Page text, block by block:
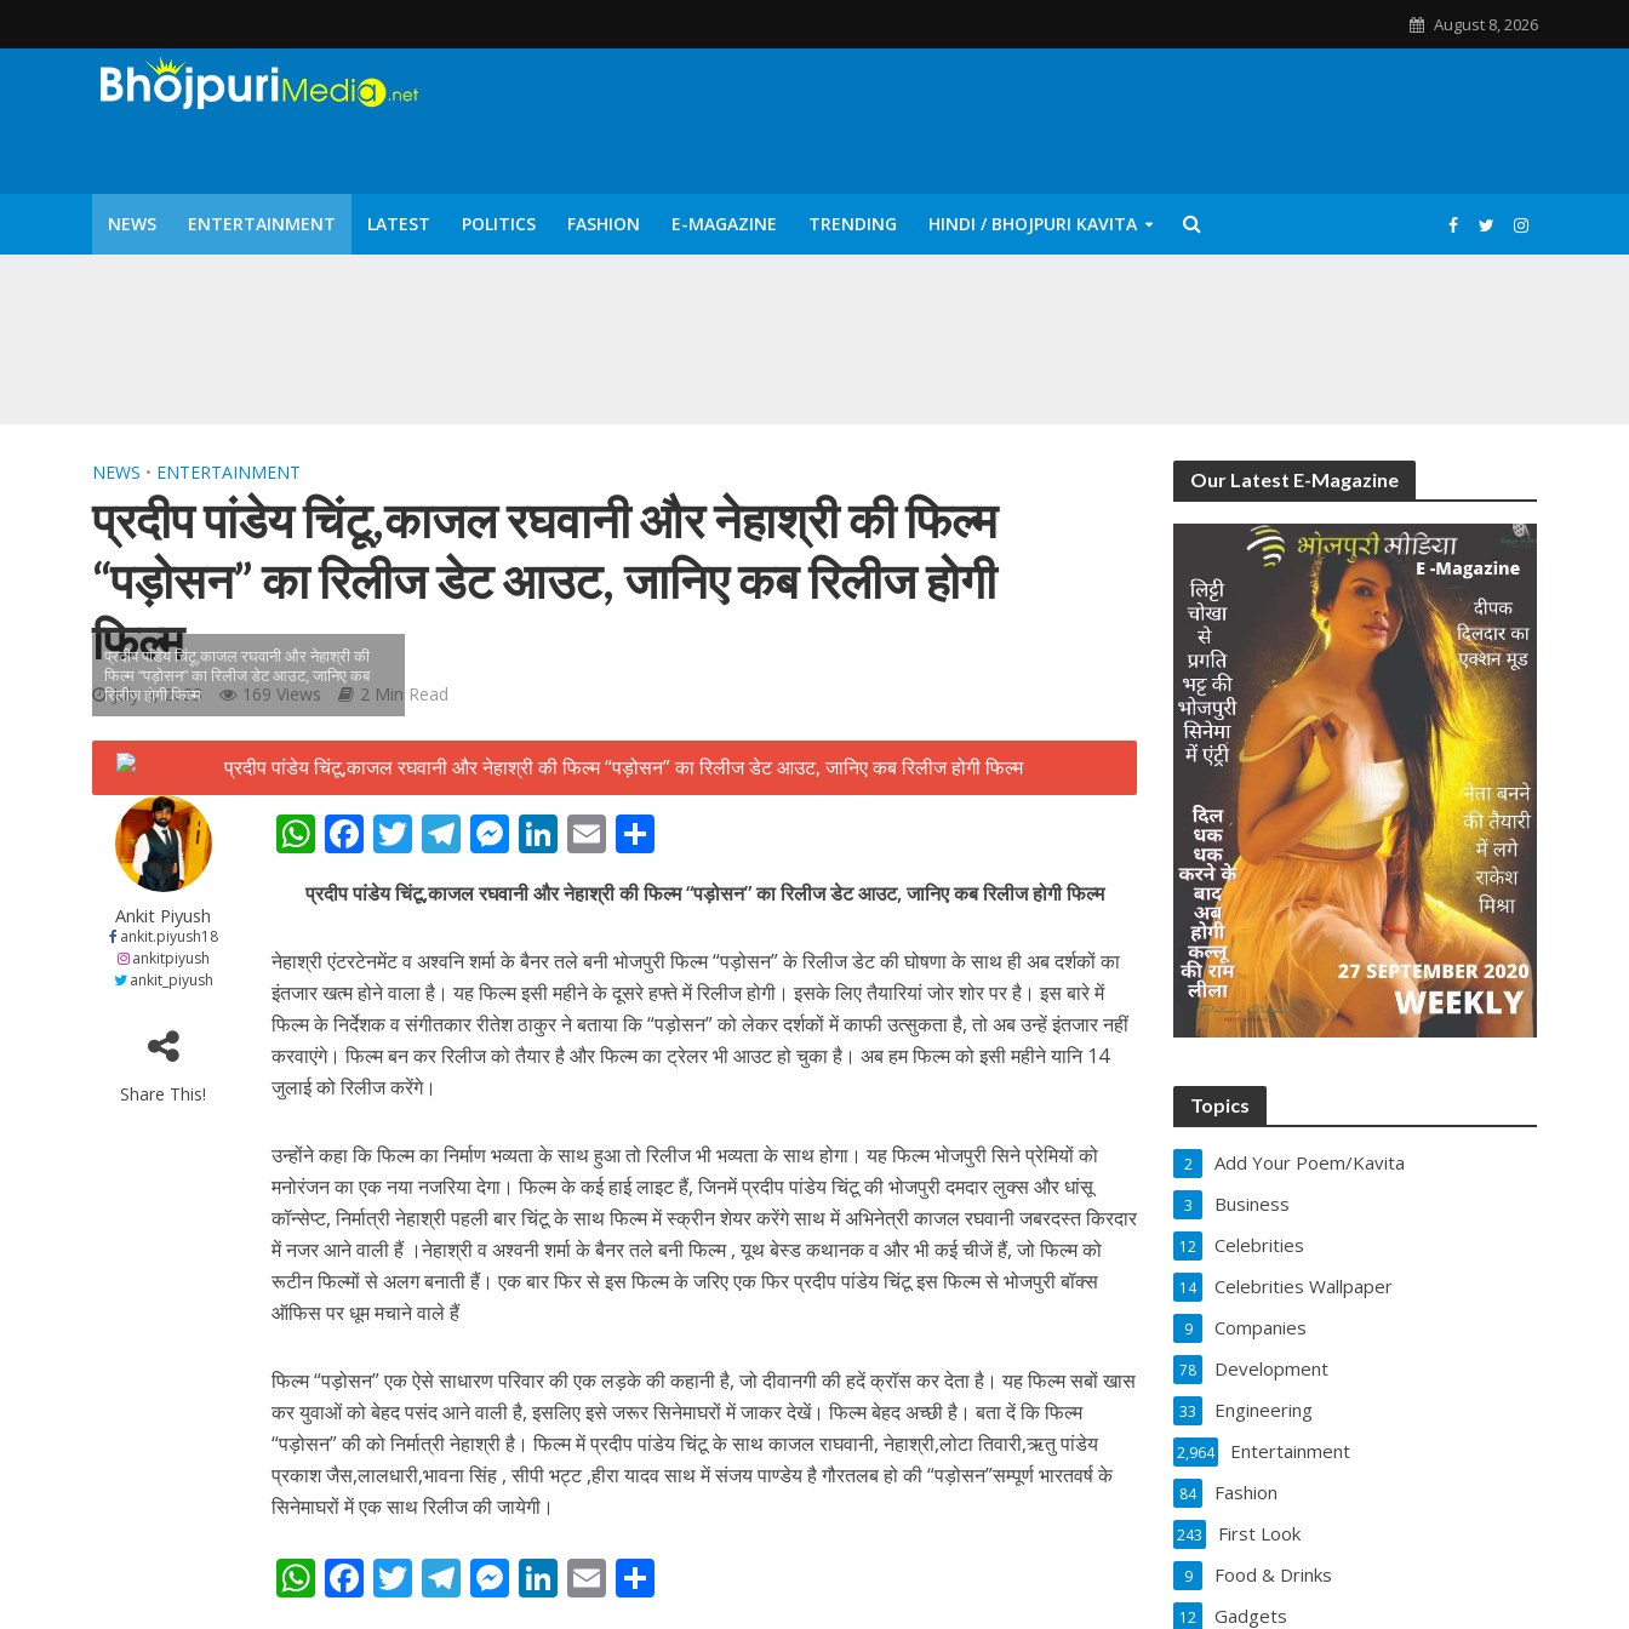
August 8, 2026
NEWS ENTERTAINMENT LATEST POLITICS FASHION E-MAGAZINE TRENDING HINDI / BHOJPURI KAVITA
वर्ल्डवाइड रिकॉर्ड्स भोजपुरी का नया धमाकेदार गाना जल्द, दुबई की खूबसूरत लोकेशन्स पर हो रही है शूटिंग
NEWS • ENTERTAINMENT
प्रदीप पांडेय चिंटू,काजल रघवानी और नेहाश्री की फिल्म
“पड़ोसन” का रिलीज डेट आउट, जानिए कब रिलीज होगी
फिल्म
July 4, 2023 169 Views 2 Min Read
प्रदीप पांडेय चिंटू,काजल रघवानी और नेहाश्री की
फिल्म “पड़ोसन” का रिलीज डेट आउट, जानिए कब
रिलीज होगी फिल्म
Ankit Piyush
ankit.piyush18
ankitpiyush
ankit_piyush
Share This!
W
h
at
s
A
p
p
F
ac
e
b
o
o
k
T
itt
er
T
e
gr
a
m
M
e
ss
e
n
g
er
Li
n
k
e
dI
n
E
m
ai
l
h
ar
e
प्रदीप पांडेय चिंटू,काजल रघवानी और नेहाश्री की फिल्म “पड़ोसन” का रिलीज डेट आउट, जानिए कब रिलीज होगी फिल्म
नेहाश्री एंटरटेनमेंट व अश्वनि शर्मा के बैनर तले बनी भोजपुरी फिल्म “पड़ोसन” के रिलीज डेट की घोषणा के साथ ही अब दर्शकों का
इंतजार खत्म होने वाला है। यह फिल्म इसी महीने के दूसरे हफ्ते में रिलीज होगी। इसके लिए तैयारियां जोर शोर पर है। इस बारे में
फिल्म के निर्देशक व संगीतकार रीतेश ठाकुर ने बताया कि “पड़ोसन” को लेकर दर्शकों में काफी उत्सुकता है, तो अब उन्हें इंतजार नहीं
करवाएंगे। फिल्म बन कर रिलीज को तैयार है और फिल्म का ट्रेलर भी आउट हो चुका है। अब हम फिल्म को इसी महीने यानि 14
जुलाई को रिलीज करेंगे।
उन्होंने कहा कि फिल्म का निर्माण भव्यता के साथ हुआ तो रिलीज भी भव्यता के साथ होगा। यह फिल्म भोजपुरी सिने प्रेमियों को
मनोरंजन का एक नया नजरिया देगा। फिल्म के कई हाई लाइट हैं, जिनमें प्रदीप पांडेय चिंटू की भोजपुरी दमदार लुक्स और धांसू
कॉन्सेप्ट, निर्मात्री नेहाश्री पहली बार चिंटू के साथ फिल्म में स्क्रीन शेयर करेंगे साथ में अभिनेत्री काजल रघवानी जबरदस्त किरदार
में नजर आने वाली हैं ।नेहाश्री व अश्वनी शर्मा के बैनर तले बनी फिल्म , यूथ बेस्ड कथानक व और भी कई चीजें हैं, जो फिल्म को
रूटीन फिल्मों से अलग बनाती हैं। एक बार फिर से इस फिल्म के जरिए एक फिर प्रदीप पांडेय चिंटू इस फिल्म से भोजपुरी बॉक्स
ऑफिस पर धूम मचाने वाले हैं
फिल्म “पड़ोसन” एक ऐसे साधारण परिवार की एक लड़के की कहानी है, जो दीवानगी की हदें क्रॉस कर देता है। यह फिल्म सबों खास
कर युवाओं को बेहद पसंद आने वाली है, इसलिए इसे जरूर सिनेमाघरों में जाकर देखें। फिल्म बेहद अच्छी है। बता दें कि फिल्म
“पड़ोसन” की को निर्मात्री नेहाश्री है। फिल्म में प्रदीप पांडेय चिंटू के साथ काजल राघवानी, नेहाश्री,लोटा तिवारी,ऋतु पांडेय
प्रकाश जैस,लालधारी,भावना सिंह , सीपी भट्ट ,हीरा यादव साथ में संजय पाण्डेय है गौरतलब हो की “पड़ोसन”सम्पूर्ण भारतवर्ष के
सिनेमाघरों में एक साथ रिलीज की जायेगी।
W F T T M Li E
Our Latest E-Magazine
Topics
Add Your Poem/Kavita
2
Business
3
Celebrities
12
Celebrities Wallpaper
14
Companies
9
Development
78
Engineering
33
Entertainment
2,964
Fashion
84
First Look
243
Food & Drinks
9
Gadgets
12